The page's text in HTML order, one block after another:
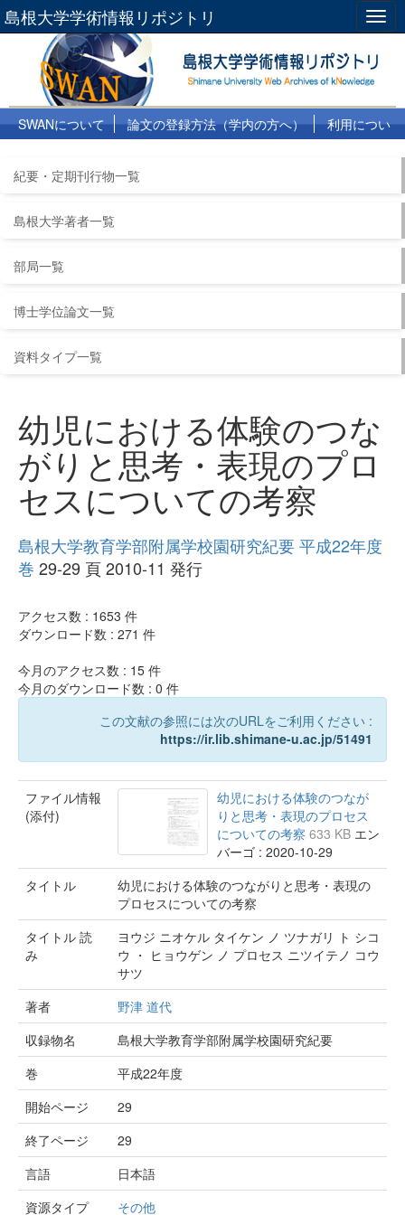
島根大学学術情報リポジトリ
SWANについて 論文の登録方法（学内の方へ）
利用につい
紀要・定期刊行物一覧
島根大学著者一覧
部局一覧
博士学位論文一覧
資料タイプ一覧
幼児における体験のつな
がりと思考・表現のプロ
セスについての考察
島根大学教育学部附属学校園研究紀要 平成22年度
巻 29-29 頁 2010-11 発行
アクセス数 : 1653 件
ダウンロード数 : 271 件
今月のアクセス数 : 15 件
今月のダウンロード数 : 0 件
この文献の参照には次のURLをご利用ください :
https://ir.lib.shimane-u.ac.jp/51491
ファイル情報
(添付)
幼児における体験のつなが
りと思考・表現のプロセス
についての考察 633 KB エン
バーゴ : 2020-10-29
タイトル
幼児における体験のつながりと思考・表現の
プロセスについての考察
タイトル 読
み
ヨウジ ニオケル タイケン ノ ツナガリ ト シコ
ウ ・ ヒョウゲン ノ プロセス ニツイテノ コウ
サツ
著者
野津 道代
収録物名
島根大学教育学部附属学校園研究紀要
巻
平成22年度
開始ページ
29
終了ページ
29
言語
日本語
資源タイプ
その他